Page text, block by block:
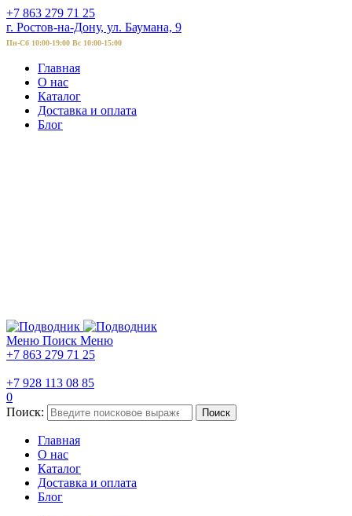
+7 863 279 71 25
г. Ростов-на-Дону, ул. Баумана, 9
Пн-Сб 10:00-19:00 Вс 10:00-15:00
Главная
О нас
Каталог
Доставка и оплата
Блог
Меню Поиск Меню
+7 863 279 71 25
+7 928 113 08 85
0
Поиск:
Поиск
Главная
О нас
Каталог
Доставка и оплата
Блог